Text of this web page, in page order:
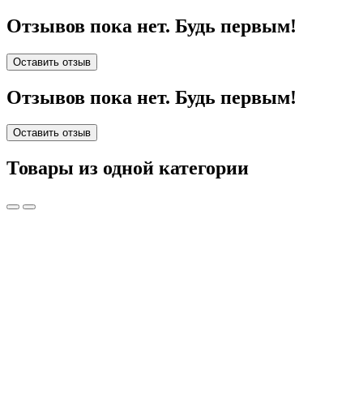
Отзывов пока нет. Будь первым!
Оставить отзыв
Отзывов пока нет. Будь первым!
Оставить отзыв
Товары из одной категории